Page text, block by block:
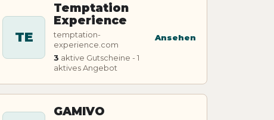
TE
Temptation
Experience
temptation-
experience.com
3 aktive Gutscheine - 1
aktives Angebot
Ansehen
GAMIVO